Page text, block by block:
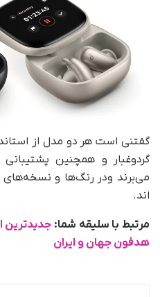
می‌برند ودر رنگ‌ها و نسخه‌های
اند.
مرتبط با سلیقه شما: جدیدترین
هدفون جهان و ایران